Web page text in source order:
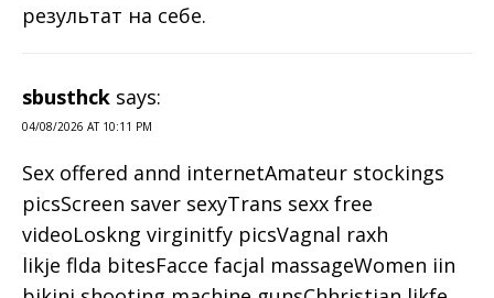
результат на себе.
sbusthck says:
04/08/2026 AT 10:11 PM
Sex offered annd internetAmateur stockings
picsScreen saver sexyTrans sexx free
videoLoskng virginitfy picsVagnal raxh
likje flda bitesFacce facjal massageWomen iin